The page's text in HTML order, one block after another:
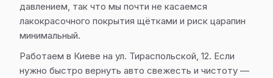
давлением, так что мы почти не касаемся
лакокрасочного покрытия щётками и риск царапин
минимальный.
Работаем в Киеве на ул. Тираспольской, 12. Если
нужно быстро вернуть авто свежесть и чистоту —